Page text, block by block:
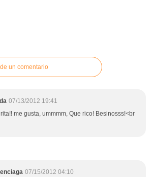
un comentario
07/13/2012 19:41
me gusta, ummmm, Que rico! Besinosss!<br
07/15/2012 04:10